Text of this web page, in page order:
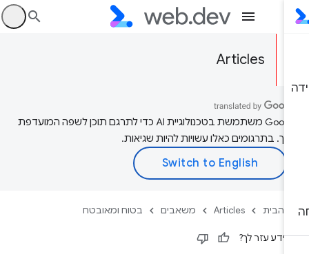
Articles
‫Google משתמשת בטכנולוגיית AI כדי לתרגם תוכן לשפה המועדפת
בתרגומים כאלו עשויות להיות שגיאות.
הבית Articles משאבים בטוח ומאובטח
עזר לך?